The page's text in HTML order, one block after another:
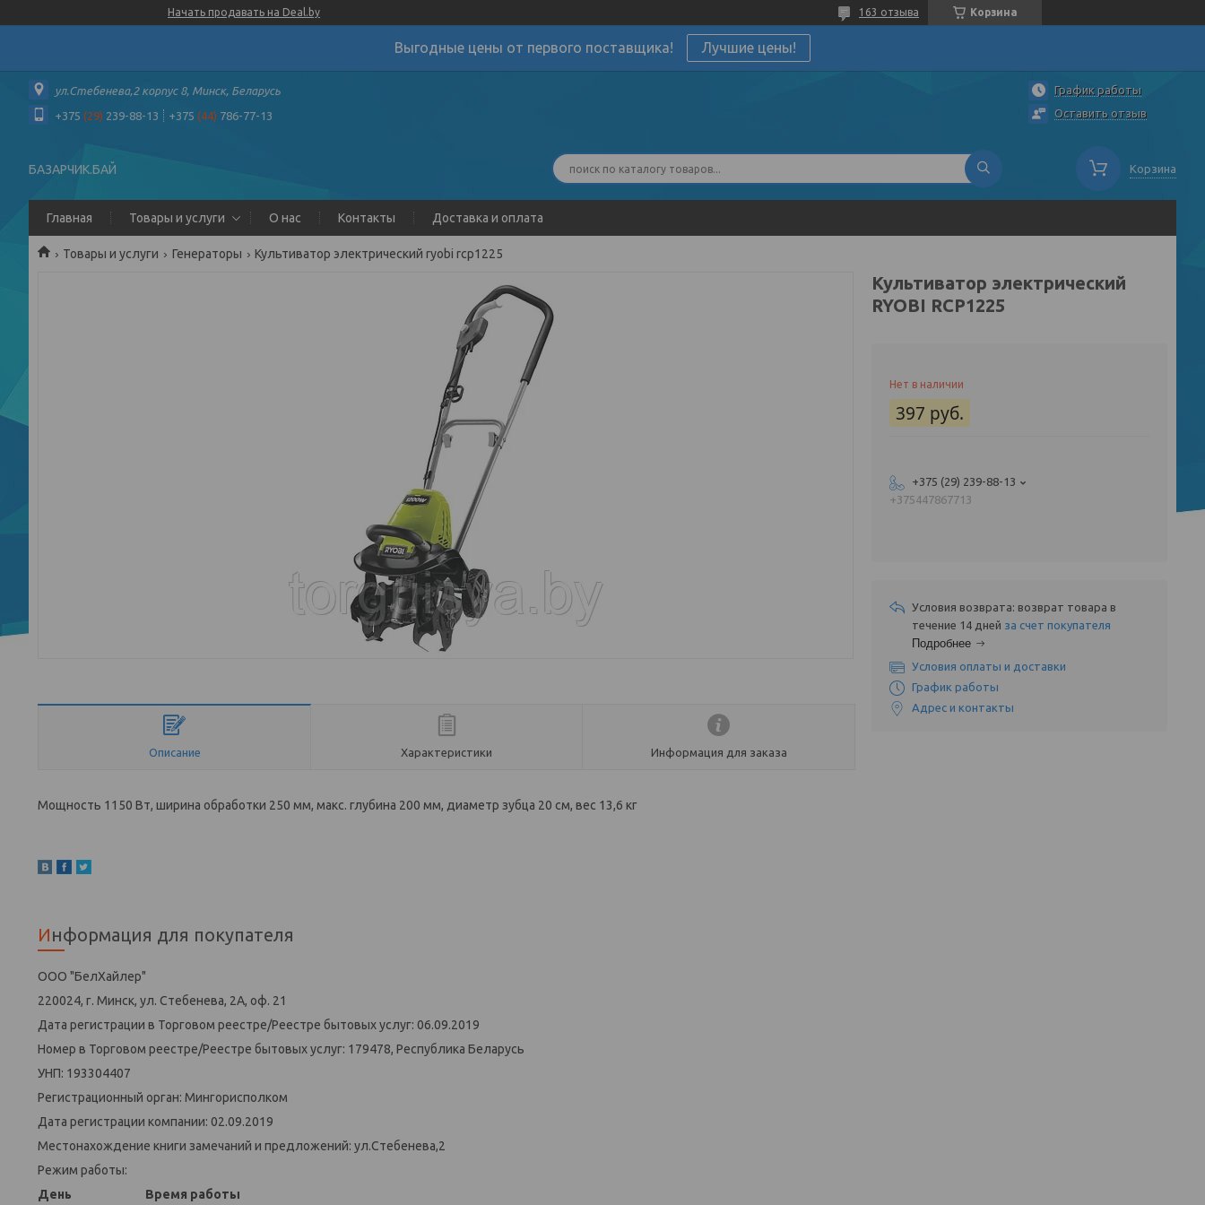
Начать продавать на Deal.by Корзина
163 отзыва
Выгодные цены от первого поставщика! Лучшие цены!
ул.Стебенева,2 корпус 8, Минск, Беларусь
+375 (29) 239-88-13 +375 (44) 786-77-13
График работы
Оставить отзыв
БАЗАРЧИК.БАЙ Корзина
Главная Товары и услуги О нас Контакты Доставка и оплата
Товары и услуги Генераторы Культиватор электрический ryobi rcp1225
Описание Характеристики Информация для заказа
Мощность 1150 Вт, ширина обработки 250 мм, макс. глубина 200 мм, диаметр зубца 20 см, вес 13,6 кг
Информация для покупателя
ООО "БелХайлер"
220024, г. Минск, ул. Стебенева, 2А, оф. 21
Дата регистрации в Торговом реестре/Реестре бытовых услуг: 06.09.2019
Номер в Торговом реестре/Реестре бытовых услуг: 179478, Республика Беларусь
УНП: 193304407
Регистрационный орган: Мингорисполком
Дата регистрации компании: 02.09.2019
Местонахождение книги замечаний и предложений: ул.Стебенева,2
Режим работы:
День
Время работы
Культиватор электрический
RYOBI RCP1225
Нет в наличии
397 руб.
+375 (29) 239-88-13
+375447867713
возврат товара в
течение 14 дней за счет покупателя
Подробнее
Условия оплаты и доставки
График работы
Адрес и контакты